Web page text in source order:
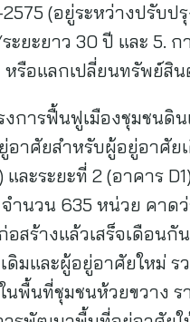
(อยู่ระหว่างปรับป
ะยะยาว 30 ปี และ 5.
หรือแลกเปลี่ยนทรัพย์สิ
งการฟื้นฟูเมืองชุมชนดิ
าศัยสำหรับผู้อยู่อาศัยเ
และระยะที่ 2 (อาคาร
จำนวน 635 หน่วย คาด
อสร้างแล้วเสร็จเดือน
ดิมและผู้อยู่อาศัยใหม่ ร
นพื้นที่ชุมชนห้วยขวาง